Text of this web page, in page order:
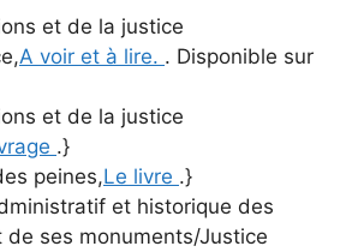
et de la justice
A voir et à lire. . Disponible sur
et de la justice
.}
peines,Le livre .}
et historique des
de ses monuments/Justice